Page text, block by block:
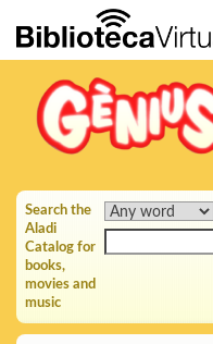
Skip to Main Content
Search the
Aladi
Catalog for
books,
movies and
music